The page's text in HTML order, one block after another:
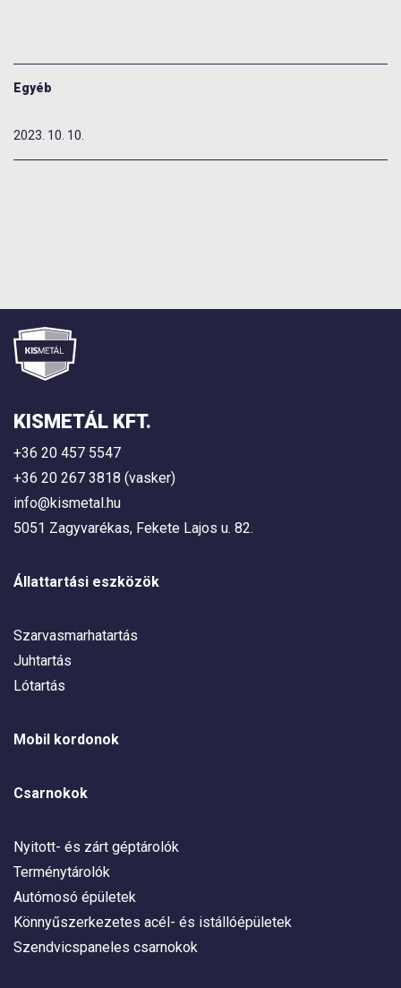
Egyéb
2023. 10. 10.
KISMETÁL KFT.
+36 20 457 5547
+36 20 267 3818 (vasker)
info@kismetal.hu
5051 Zagyvarékas, Fekete Lajos u. 82.
Állattartási eszközök
Szarvasmarhatartás
Juhtartás
Lótartás
Mobil kordonok
Csarnokok
Nyitott- és zárt géptárolók
Terménytárolók
Autómosó épületek
Könnyűszerkezetes acél- és istállóépületek
Szendvicspaneles csarnokok